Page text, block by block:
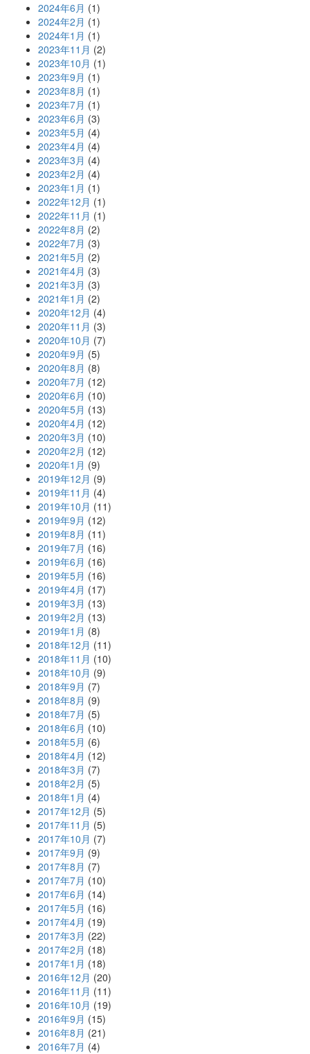
2024年6月 (1)
2024年2月 (1)
2024年1月 (1)
2023年11月 (2)
2023年10月 (1)
2023年9月 (1)
2023年8月 (1)
2023年7月 (1)
2023年6月 (3)
2023年5月 (4)
2023年4月 (4)
2023年3月 (4)
2023年2月 (4)
2023年1月 (1)
2022年12月 (1)
2022年11月 (1)
2022年8月 (2)
2022年7月 (3)
2021年5月 (2)
2021年4月 (3)
2021年3月 (3)
2021年1月 (2)
2020年12月 (4)
2020年11月 (3)
2020年10月 (7)
2020年9月 (5)
2020年8月 (8)
2020年7月 (12)
2020年6月 (10)
2020年5月 (13)
2020年4月 (12)
2020年3月 (10)
2020年2月 (12)
2020年1月 (9)
2019年12月 (9)
2019年11月 (4)
2019年10月 (11)
2019年9月 (12)
2019年8月 (11)
2019年7月 (16)
2019年6月 (16)
2019年5月 (16)
2019年4月 (17)
2019年3月 (13)
2019年2月 (13)
2019年1月 (8)
2018年12月 (11)
2018年11月 (10)
2018年10月 (9)
2018年9月 (7)
2018年8月 (9)
2018年7月 (5)
2018年6月 (10)
2018年5月 (6)
2018年4月 (12)
2018年3月 (7)
2018年2月 (5)
2018年1月 (4)
2017年12月 (5)
2017年11月 (5)
2017年10月 (7)
2017年9月 (9)
2017年8月 (7)
2017年7月 (10)
2017年6月 (14)
2017年5月 (16)
2017年4月 (19)
2017年3月 (22)
2017年2月 (18)
2017年1月 (18)
2016年12月 (20)
2016年11月 (11)
2016年10月 (19)
2016年9月 (15)
2016年8月 (21)
2016年7月 (4)